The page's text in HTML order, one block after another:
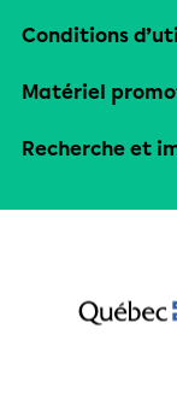
Conditions
Matériel
Recherche et